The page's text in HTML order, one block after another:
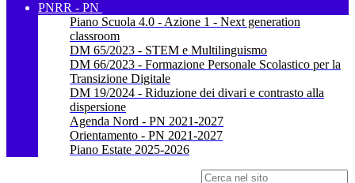
PNRR - PN
Piano Scuola 4.0 - Azione 1 - Next generation
classroom
DM 65/2023 - STEM e Multilinguismo
DM 66/2023 - Formazione Personale Scolastico per la
Transizione Digitale
DM 19/2024 - Riduzione dei divari e contrasto alla
dispersione
Agenda Nord - PN 2021-2027
Orientamento - PN 2021-2027
Piano Estate 2025-2026